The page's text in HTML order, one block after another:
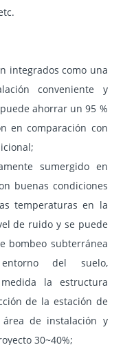
integrados como una
conveniente y
ahorrar un 95 %
en comparación con
sumergido en
buenas condiciones
temperaturas en la
de ruido y se puede
bombeo subterránea
del suelo,
la estructura
de la estación de
de instalación y
30~40%;